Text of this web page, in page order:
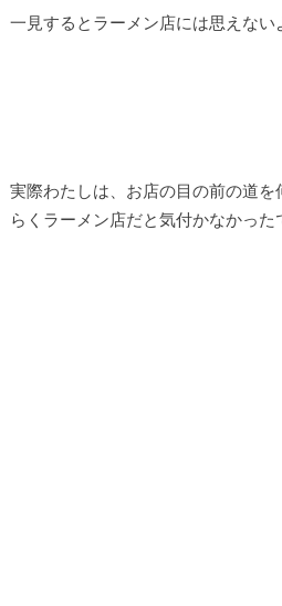
一見するとラーメン店には思えない
実際わたしは、お店の目の前の道
らくラーメン店だと気付かなかった